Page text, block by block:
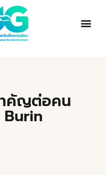
ำคัญต่อคน
Burin